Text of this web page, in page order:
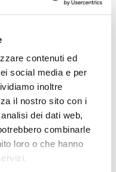
contenuti ed
social media e per
inoltre
il nostro sito con i
dei dati web,
combinarle
loro o che hanno
un mezzo maneggevole e
IL MASSIMO DELLA
Il telaio pieghevole è in